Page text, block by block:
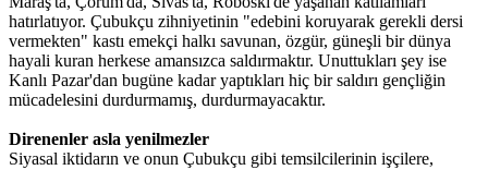
hatırlatıyor. Çubukçu zihniyetinin "edebini koruyarak gerekli dersi
vermekten" kastı emekçi halkı savunan, özgür, güneşli bir dünya
hayali kuran herkese amansızca saldırmaktır. Unuttukları şey ise
Kanlı Pazar'dan bugüne kadar yaptıkları hiç bir saldırı gençliğin
mücadelesini durdurmamış, durdurmayacaktır.
Direnenler asla yenilmezler
Siyasal iktidarın ve onun Çubukçu gibi temsilcilerinin işçilere,